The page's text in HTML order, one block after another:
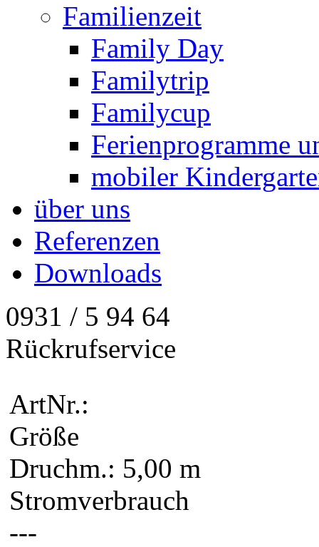
Familienzeit
Family Day
Familytrip
Familycup
Ferienprogramme
mobiler
über uns
Referenzen
Downloads
0931 / 5 94 64
Rückrufservice
ArtNr.:
Größe
Druchm.: 5,00 m
Stromverbrauch
---